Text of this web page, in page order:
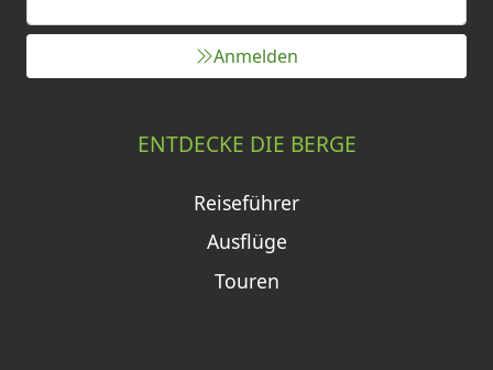
Anmelden
ENTDECKE DIE BERGE
Reiseführer
Ausflüge
Touren